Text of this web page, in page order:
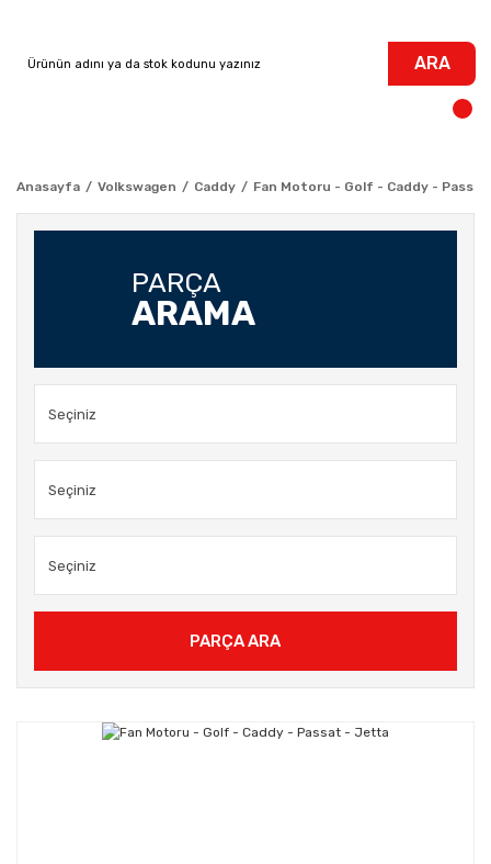
ARA
Anasayfa Volkswagen Caddy Fan Motoru - Golf - Caddy -
PARÇA
ARAMA
PARÇA ARA